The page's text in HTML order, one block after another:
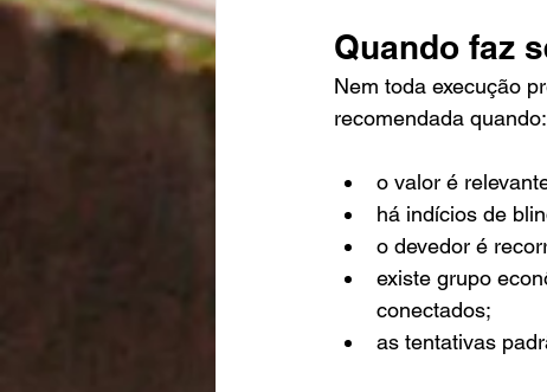
Quando faz
Nem toda execução
recomendada quando:
o valor é
há indícios de
o devedor é
existe grupo
conectados;
as tentativas